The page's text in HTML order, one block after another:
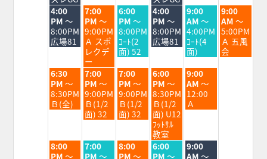
1st
2026
2nd
2026
3rd
2026
4th
2026
5th
2026
6th
2026
火
曜
日,
9
月
2026
4:00
PM ～
8:00PM
広場81
水
曜
日,
9
月
2nd
2026
7:00
PM ～
9:00PM
Ａ スポ
レクデ
ー
木
曜
日,
9
月
3rd
2026
6:00
PM ～
8:00PM
ｺｰﾄ(2
面) 52
金
曜
日,
9
月
2026
4:00
PM ～
8:00PM
広場81
土
曜
日,
9
月
5th
2026
9:00
AM ～
4:00PM
ｺｰﾄ(4
面)
日
曜
日,
9
月
6th
9:00
AM ～
5:00PM
Ａ 五風
会
火
曜
日,
9
月
6:30
PM ～
8:30PM
Ｂ(全)
水
曜
日,
9
月
2nd
7:00
PM ～
9:00PM
Ｂ(1/2
面) 32
木
曜
日,
9
月
3rd
7:00
PM ～
9:00PM
Ｂ(1/2
面) 32
金
曜
日,
9
月
4th
2026
6:00
PM ～
8:30PM
Ｂ(1/2
面) U12
ﾌｯﾄｻﾙ
教室
土
曜
日,
9
月
9:00
AM ～
12:00
Ａ
火
曜
8:00
PM ～
水
曜
7:00
PM ～
木
曜
8:00
PM ～
金
曜
6:00
PM ～
土
曜
9:00
AM ～